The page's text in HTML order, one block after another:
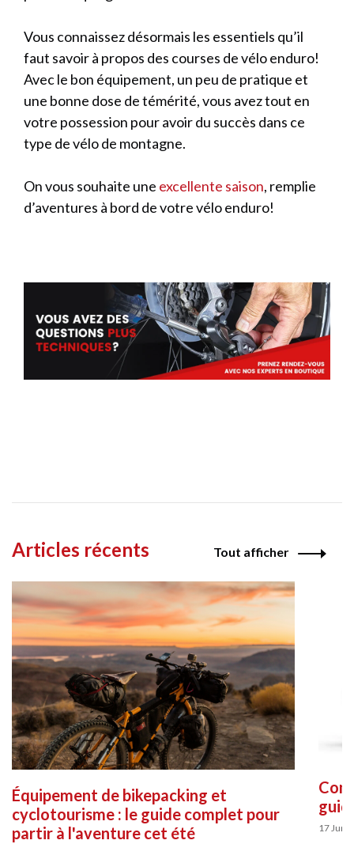
Vous connaissez désormais les essentiels qu’il
faut savoir à propos des courses de vélo enduro!
Avec le bon équipement, un peu de pratique et
une bonne dose de témérité, vous avez tout en
votre possession pour avoir du succès dans ce
type de vélo de montagne.
On vous souhaite une excellente saison, remplie
d’aventures à bord de votre vélo enduro!
Articles récents Tout afficher
Équipement de bikepacking et
cyclotourisme : le guide complet pour
partir à l'aventure cet été
17 Jun